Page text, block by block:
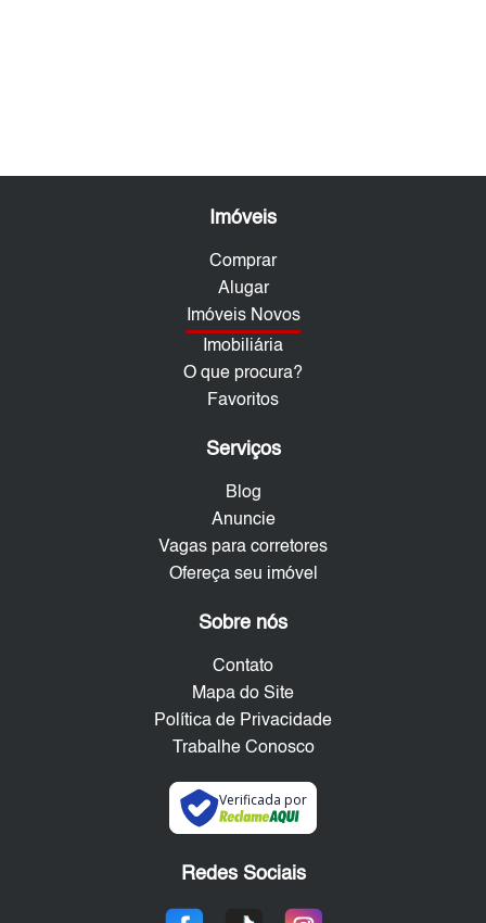
Imóveis
Comprar
Alugar
Imóveis Novos
Imobiliária
O que procura?
Favoritos
Serviços
Blog
Anuncie
Vagas para corretores
Ofereça seu imóvel
Sobre nós
Contato
Mapa do Site
Política de Privacidade
Trabalhe Conosco
Verificada por
Redes Sociais